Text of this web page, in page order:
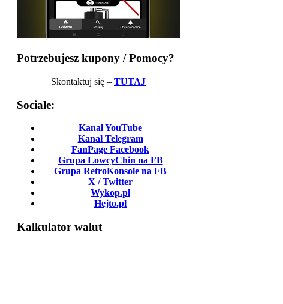
Potrzebujesz kupony / Pomocy?
Skontaktuj się – TUTAJ
Sociale:
Kanał YouTube
Kanał Telegram
FanPage Facebook
Grupa LowcyChin na FB
Grupa RetroKonsole na FB
X / Twitter
Wykop.pl
Hejto.pl
Kalkulator walut